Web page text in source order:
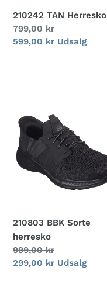
210242 TAN Herresko
Normalpris
799,00 kr
Udsalgspris
599,00 kr Udsalg
BBK
Sorte
herresko
210803 BBK Sorte
herresko
Normalpris
999,00 kr
Udsalgspris
299,00 kr Udsalg